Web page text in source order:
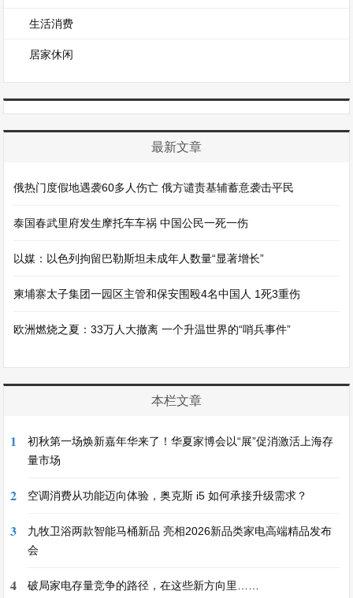
生活消费
居家休闲
最新文章
俄热门度假地遇袭60多人伤亡 俄方谴责基辅蓄意袭击平民
泰国春武里府发生摩托车车祸 中国公民一死一伤
以媒：以色列拘留巴勒斯坦未成年人数量“显著增长”
柬埔寨太子集团一园区主管和保安围殴4名中国人 1死3重伤
欧洲燃烧之夏：33万人大撤离 一个升温世界的“哨兵事件”
本栏文章
1
初秋第一场焕新嘉年华来了！华夏家博会以“展”促消激活上海存
量市场
2 空调消费从功能迈向体验，奥克斯 i5 如何承接升级需求？
3
九牧卫浴两款智能马桶新品 亮相2026新品类家电高端精品发布
会
4 破局家电存量竞争的路径，在这些新方向里……